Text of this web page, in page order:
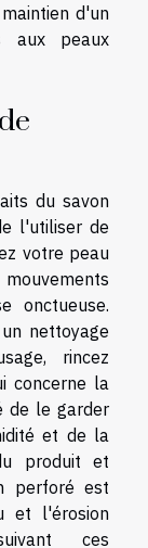
d'un
aux peaux
du savon
l'utiliser de
votre peau
onctueuse.
nettoyage
rincez
concerne la
de le garder
et de la
produit et
perforé est
et l'érosion
ces